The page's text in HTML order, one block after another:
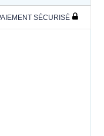
PAIEMENT SÉCURISÉ